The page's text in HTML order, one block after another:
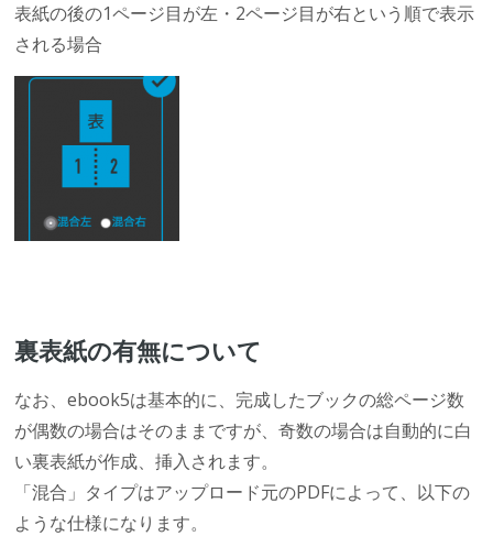
表紙の後の1ページ目が左・2ページ目が右という順で表示
される場合
裏表紙の有無について
なお、ebook5は基本的に、完成したブックの総ページ数
が偶数の場合はそのままですが、奇数の場合は自動的に白
い裏表紙が作成、挿入されます。
「混合」タイプはアップロード元のPDFによって、以下の
ような仕様になります。